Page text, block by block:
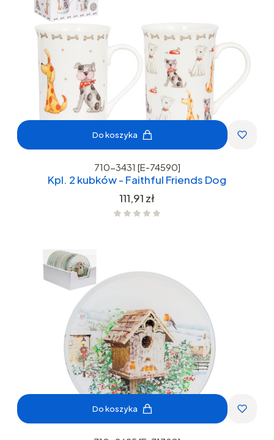
Do koszyka
710-3431 [E-74590]
Kpl. 2 kubków - Faithful Friends Dog
Cena
111,91 zł
Do koszyka